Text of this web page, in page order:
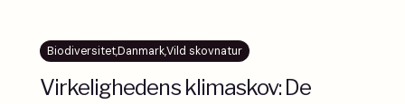
Biodiversitet,Danmark,Vild skovnatur
Virkelighedens klimaskov: De